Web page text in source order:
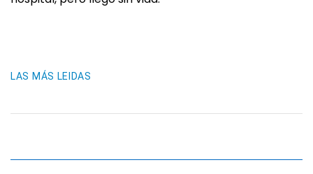
LAS MÁS LEIDAS